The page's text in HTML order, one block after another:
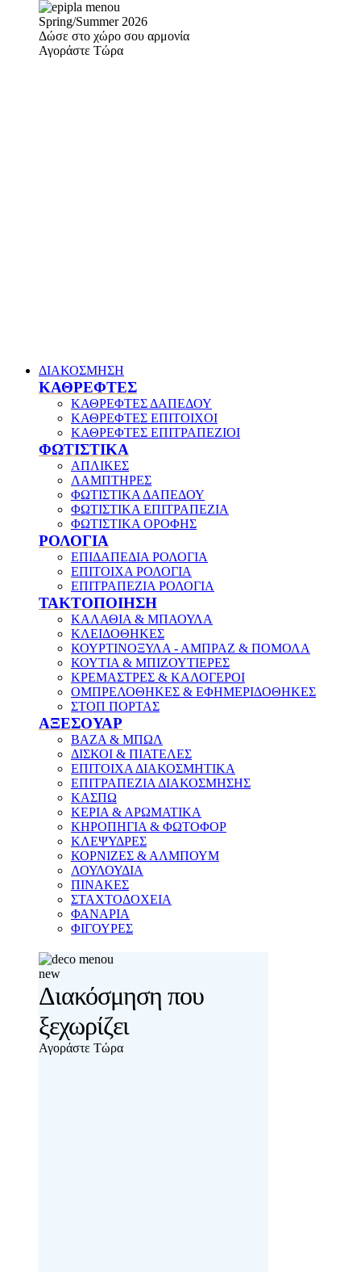
Spring/Summer 2026
Δώσε στο χώρο σου αρμονία
Αγοράστε Τώρα
ΔΙΑΚΟΣΜΗΣΗ
ΚΑΘΡΕΦΤΕΣ
ΚΑΘΡΕΦΤΕΣ ΔΑΠΕΔΟΥ
ΚΑΘΡΕΦΤΕΣ ΕΠΙΤΟΙΧΟΙ
ΚΑΘΡΕΦΤΕΣ ΕΠΙΤΡΑΠΕΖΙΟΙ
ΦΩΤΙΣΤΙΚΑ
ΑΠΛΙΚΕΣ
ΛΑΜΠΤΗΡΕΣ
ΦΩΤΙΣΤΙΚΑ ΔΑΠΕΔΟΥ
ΦΩΤΙΣΤΙΚΑ ΕΠΙΤΡΑΠΕΖΙΑ
ΦΩΤΙΣΤΙΚΑ ΟΡΟΦΗΣ
ΡΟΛΟΓΙΑ
ΕΠΙΔΑΠΕΔΙΑ ΡΟΛΟΓΙΑ
ΕΠΙΤΟΙΧΑ ΡΟΛΟΓΙΑ
ΕΠΙΤΡΑΠΕΖΙΑ ΡΟΛΟΓΙΑ
ΤΑΚΤΟΠΟΙΗΣΗ
ΚΑΛΑΘΙΑ & ΜΠΑΟΥΛΑ
ΚΛΕΙΔΟΘΗΚΕΣ
ΚΟΥΡΤΙΝΟΞΥΛΑ - ΑΜΠΡΑΖ & ΠΟΜΟΛΑ
ΚΟΥΤΙΑ & ΜΠΙΖΟΥΤΙΕΡΕΣ
ΚΡΕΜΑΣΤΡΕΣ & ΚΑΛΟΓΕΡΟΙ
ΟΜΠΡΕΛΟΘΗΚΕΣ & ΕΦΗΜΕΡΙΔΟΘΗΚΕΣ
ΣΤΟΠ ΠΟΡΤΑΣ
ΑΞΕΣΟΥΑΡ
ΒΑΖΑ & ΜΠΩΛ
ΔΙΣΚΟΙ & ΠΙΑΤΕΛΕΣ
ΕΠΙΤΟΙΧΑ ΔΙΑΚΟΣΜΗΤΙΚΑ
ΕΠΙΤΡΑΠΕΖΙΑ ΔΙΑΚΟΣΜΗΣΗΣ
ΚΑΣΠΩ
ΚΕΡΙΑ & ΑΡΩΜΑΤΙΚΑ
ΚΗΡΟΠΗΓΙΑ & ΦΩΤΟΦΟΡ
ΚΛΕΨΥΔΡΕΣ
ΚΟΡΝΙΖΕΣ & ΑΛΜΠΟΥΜ
ΛΟΥΛΟΥΔΙΑ
ΠΙΝΑΚΕΣ
ΣΤΑΧΤΟΔΟΧΕΙΑ
ΦΑΝΑΡΙΑ
ΦΙΓΟΥΡΕΣ
new
Διακόσμηση που
ξεχωρίζει
Αγοράστε Τώρα